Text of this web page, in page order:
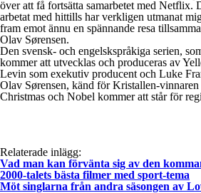
över att få fortsätta samarbetet med Netflix.
arbetat med hittills har verkligen utmanat
fram emot ännu en spännande resa
Olav Sørensen.
Den svensk- och engelskspråkiga serien,
kommer att utvecklas och produceras av
Levin som exekutiv producent och Luke
Olav Sørensen, känd för Kristallen-
Christmas och Nobel kommer att står för
Relaterade inlägg:
Vad man kan förvänta sig av den
2000-talets bästa filmer med sport-tema
Möt singlarna från andra säsongen av